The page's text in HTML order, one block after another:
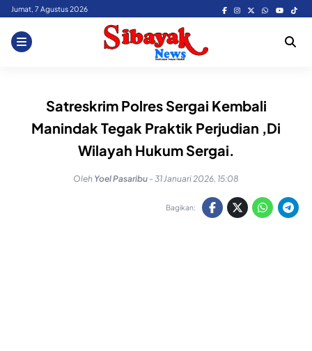
Skip
content
Jumat, 7 Agustus 2026
Satreskrim Polres Sergai Kembali
Manindak Tegak Praktik Perjudian ,Di
Wilayah Hukum Sergai.
Oleh Yoel Pasaribu - 31 Januari 2026, 15:08
Bagikan: